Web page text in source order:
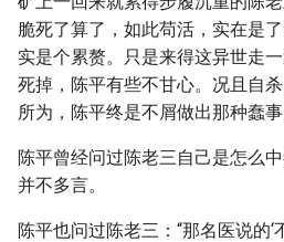
脆死了算了，如此苟活，实在是
实是个累赘。只是来得这异世走
死掉，陈平有些不甘心。况且自
所为，陈平终是不屑做出那种蠢事
陈平曾经问过陈老三自己是怎么
并不多言。
陈平也问过陈老三：“那名医说的‘